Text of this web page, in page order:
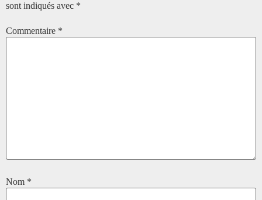
sont indiqués avec *
Commentaire *
Nom *